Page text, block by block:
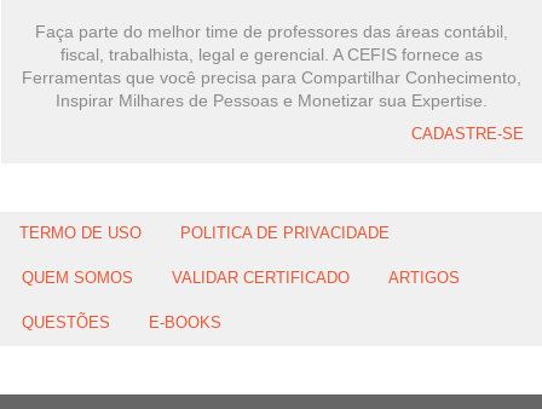
Faça parte do melhor time de professores das áreas contábil,
fiscal, trabalhista, legal e gerencial. A CEFIS fornece as
Ferramentas que você precisa para Compartilhar Conhecimento,
Inspirar Milhares de Pessoas e Monetizar sua Expertise.
CADASTRE-SE
TERMO DE USO POLITICA DE PRIVACIDADE
QUEM SOMOS VALIDAR CERTIFICADO ARTIGOS
QUESTÕES E-BOOKS